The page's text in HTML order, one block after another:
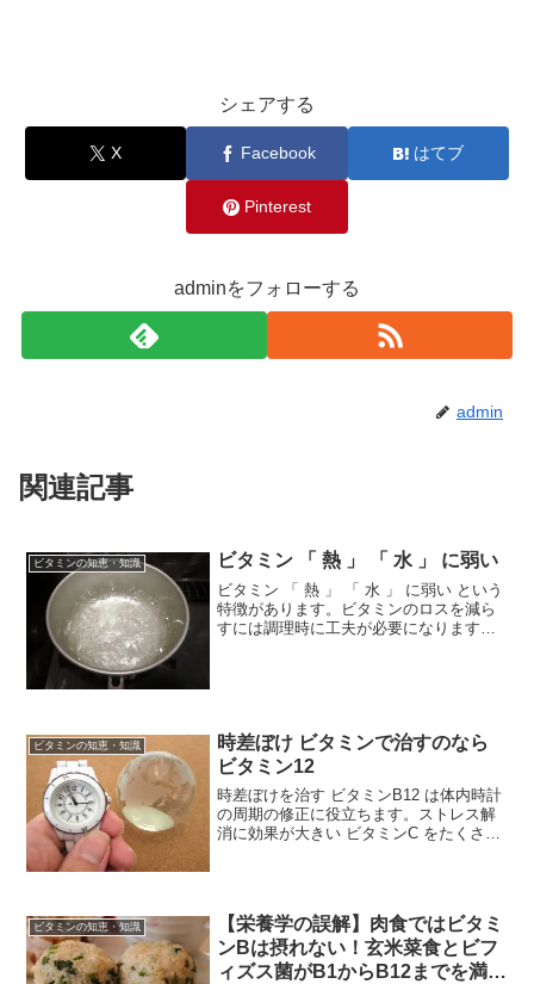
シェアする
X Facebook はてブ
Pinterest
adminをフォローする
admin
関連記事
ビタミンの知恵・知識 ビタミン 「 熱 」 「 水 」 に弱い
ビタミン 「 熱 」 「 水 」 に弱い という
特徴があります。ビタミンのロスを減ら
すには調理時に工夫が必要になります。
ビタミンの知恵・知識
時差ぼけ ビタミンで治すのなら
ビタミン12
時差ぼけを治す ビタミンB12 は体内時計
の周期の修正に役立ちます。ストレス解
消に効果が大きい ビタミンC をたくさん
とより効果的です。
ビタミンの知恵・知識
【栄養学の誤解】肉食ではビタミ
ンBは摂れない！玄米菜食とビフ
ィズス菌がB1からB12までを満た